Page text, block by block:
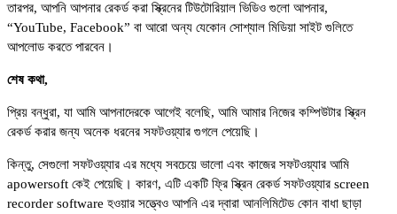
তারপর, আপনি আপনার রেকর্ড করা স্ক্রিনের টিউটোরিয়াল ভিডিও গুলো আপনার,
“YouTube, Facebook” বা আরো অন্য যেকোন সোশ্যাল মিডিয়া সাইট গুলিতে
আপলোড করতে পারবেন।
শেষ কথা,
প্রিয় বন্ধুরা, যা আমি আপনাদেরকে আগেই বলেছি, আমি আমার নিজের কম্পিউটার স্ক্রিন
রেকর্ড করার জন্য অনেক ধরনের সফটওয়্যার গুগলে পেয়েছি।
কিন্তু, সেগুলো সফটওয়্যার এর মধ্যে সবচেয়ে ভালো এবং কাজের সফটওয়্যার আমি
apowersoft কেই পেয়েছি। কারণ, এটি একটি ফ্রি স্ক্রিন রেকর্ড সফটওয়্যার screen
recorder software হওয়ার সত্ত্বেও আপনি এর দ্বারা আনলিমিটেড কোন বাধা ছাড়া